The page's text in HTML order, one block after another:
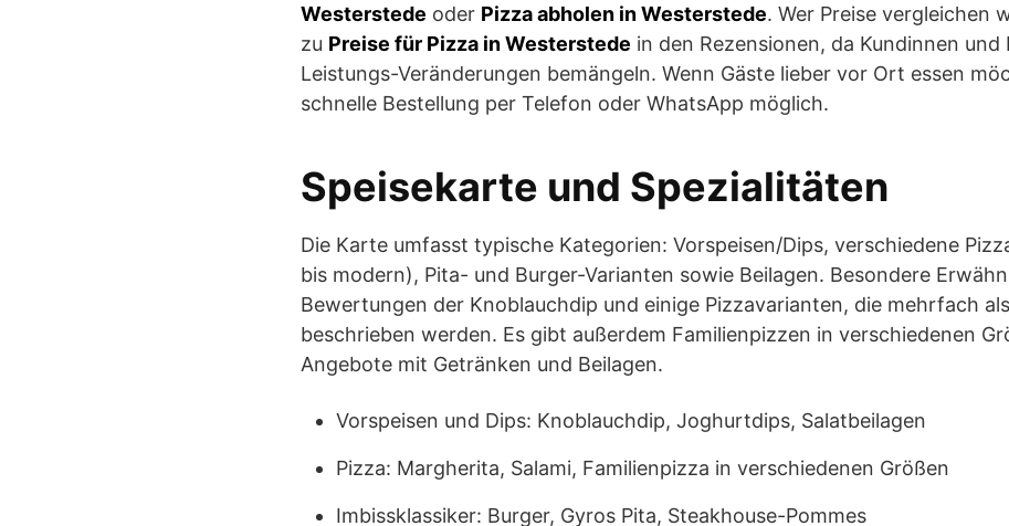
Westerstede oder Pizza abholen in Westerstede. Wer Preise vergleichen
zu Preise für Pizza in Westerstede in den Rezensionen, da Kundinnen und
Leistungs-Veränderungen bemängeln. Wenn Gäste lieber vor Ort essen
schnelle Bestellung per Telefon oder WhatsApp möglich.
Speisekarte und Spezialitäten
Die Karte umfasst typische Kategorien: Vorspeisen/Dips, verschiedene
bis modern), Pita- und Burger-Varianten sowie Beilagen. Besondere
Bewertungen der Knoblauchdip und einige Pizzavarianten, die mehrfach
beschrieben werden. Es gibt außerdem Familienpizzen in verschiedenen
Angebote mit Getränken und Beilagen.
Vorspeisen und Dips: Knoblauchdip, Joghurtdips, Salatbeilagen
Pizza: Margherita, Salami, Familienpizza in verschiedenen Größen
Imbissklassiker: Burger, Gyros Pita, Steakhouse-Pommes